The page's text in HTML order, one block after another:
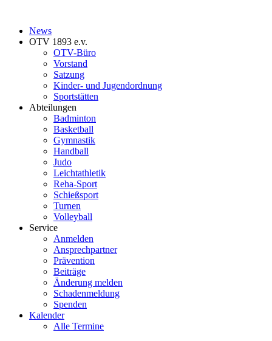
News
OTV 1893 e.v.
OTV-Büro
Vorstand
Satzung
Kinder- und Jugendordnung
Sportstätten
Abteilungen
Badminton
Basketball
Gymnastik
Handball
Judo
Leichtathletik
Reha-Sport
Schießsport
Turnen
Volleyball
Service
Anmelden
Ansprechpartner
Prävention
Beiträge
Änderung melden
Schadenmeldung
Spenden
Kalender
Alle Termine